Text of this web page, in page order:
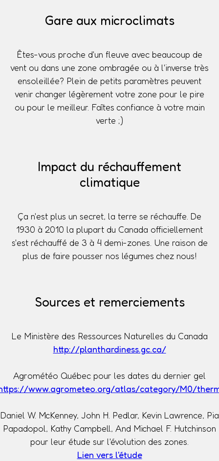
Gare aux microclimats
Êtes-vous proche d'un fleuve avec beaucoup de
vent ou dans une zone ombragée ou à l'inverse très
ensoleillée? Plein de petits paramètres peuvent
venir changer légèrement votre zone pour le pire
ou pour le meilleur. Faîtes confiance à votre main
verte ;)
Impact du réchauffement
climatique
Ça n'est plus un secret, la terre se réchauffe. De
1930 à 2010 la plupart du Canada officiellement
s'est réchauffé de 3 à 4 demi-zones. Une raison de
plus de faire pousser nos légumes chez nous!
Sources et remerciements
Le Ministère des Ressources Naturelles du Canada
http://planthardiness.gc.ca/
Agrométéo Québec pour les dates du dernier gel
www.agrometeo.org/atlas/category/M0/
Daniel W. McKenney, John H. Pedlar, Kevin Lawrence, Pia
Papadopol, Kathy Campbell, And Michael F. Hutchinson
pour leur étude sur l'évolution des zones.
Lien vers l'étude